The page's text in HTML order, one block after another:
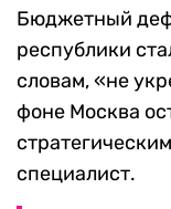
Бюджетный
республики
словам, «не
фоне Москва
специалист.